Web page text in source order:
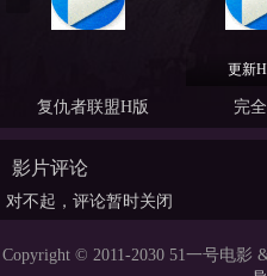
复仇者联盟H版
更新
完
影片评论
对不起，评论暂时关闭
Copyright © 2011-2030 51一号电影